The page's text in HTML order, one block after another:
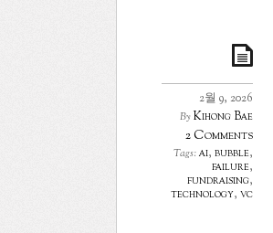
2월 9, 2026
ByKihong Bae
2 Comments
Tags:ai, bubble,
failure,
fundraising,
technology, vc